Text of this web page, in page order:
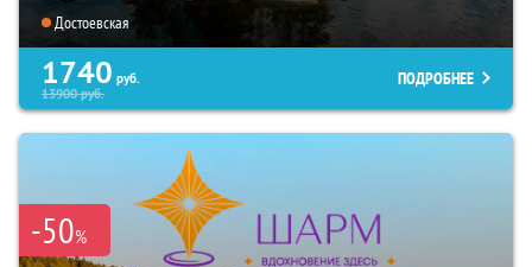
Достоевская
1740 руб.
13900руб.
ПОДРОБНЕЕ
-50%